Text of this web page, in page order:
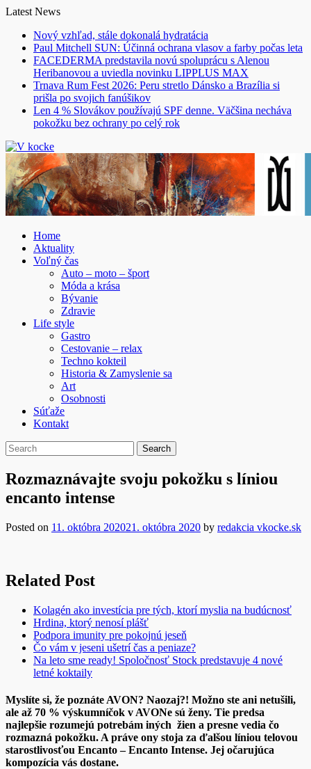
Skip
content
Latest News
Nový vzhľad, stále dokonalá hydratácia
Paul Mitchell SUN: Účinná ochrana vlasov a farby počas leta
FACEDERMA predstavila novú spoluprácu s Alenou
Heribanovou a uviedla novinku LIPPLUS MAX
Trnava Rum Fest 2026: Peru stretlo Dánsko a Brazília si
prišla po svojich fanúšikov
Len 4 % Slovákov používajú SPF denne. Väčšina necháva
pokožku bez ochrany po celý rok
Home
Aktuality
Voľný čas
Auto – moto – šport
Móda a krása
Bývanie
Zdravie
Life style
Gastro
Cestovanie – relax
Techno kokteil
Historia & Zamyslenie sa
Art
Osobnosti
Súťaže
Kontakt
Rozmaznávajte svoju pokožku s líniou
encanto intense
Posted on 11. októbra 202021. októbra 2020 by redakcia vkocke.sk
Related Post
Kolagén ako investícia pre tých, ktorí myslia na budúcnosť
Hrdina, ktorý nenosí plášť
Podpora imunity pre pokojnú jeseň
Čo vám v jeseni ušetrí čas a peniaze?
Na leto sme ready! Spoločnosť Stock predstavuje 4 nové
letné koktaily
Myslíte si, že poznáte AVON? Naozaj?! Možno ste ani netušili,
ale až 70 % výskumníčok v AVONe sú ženy. Tie predsa
najlepšie rozumejú potrebám iných žien a presne vedia čo
rozmazná pokožku. A práve ony stoja za ďalšou líniou telovou
starostlivosťou Encanto – Encanto Intense. Jej očarujúca
kompozícia vás dostane.